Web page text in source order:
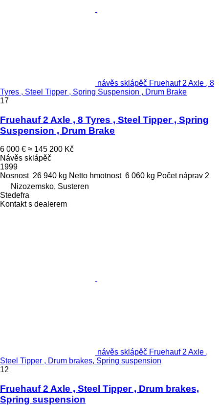
návěs sklápěč Fruehauf 2 Axle , 8
Tyres , Steel Tipper , Spring Suspension , Drum Brake
17
Fruehauf 2 Axle , 8 Tyres , Steel Tipper , Spring
Suspension , Drum Brake
6 000 € ≈ 145 200 Kč
Návěs sklápěč
1999
Nosnost 26 940 kg Netto hmotnost 6 060 kg Počet náprav 2
Nizozemsko, Susteren
Stedefra
Kontakt s dealerem
návěs sklápěč Fruehauf 2 Axle ,
Steel Tipper , Drum brakes, Spring suspension
12
Fruehauf 2 Axle , Steel Tipper , Drum brakes,
Spring suspension